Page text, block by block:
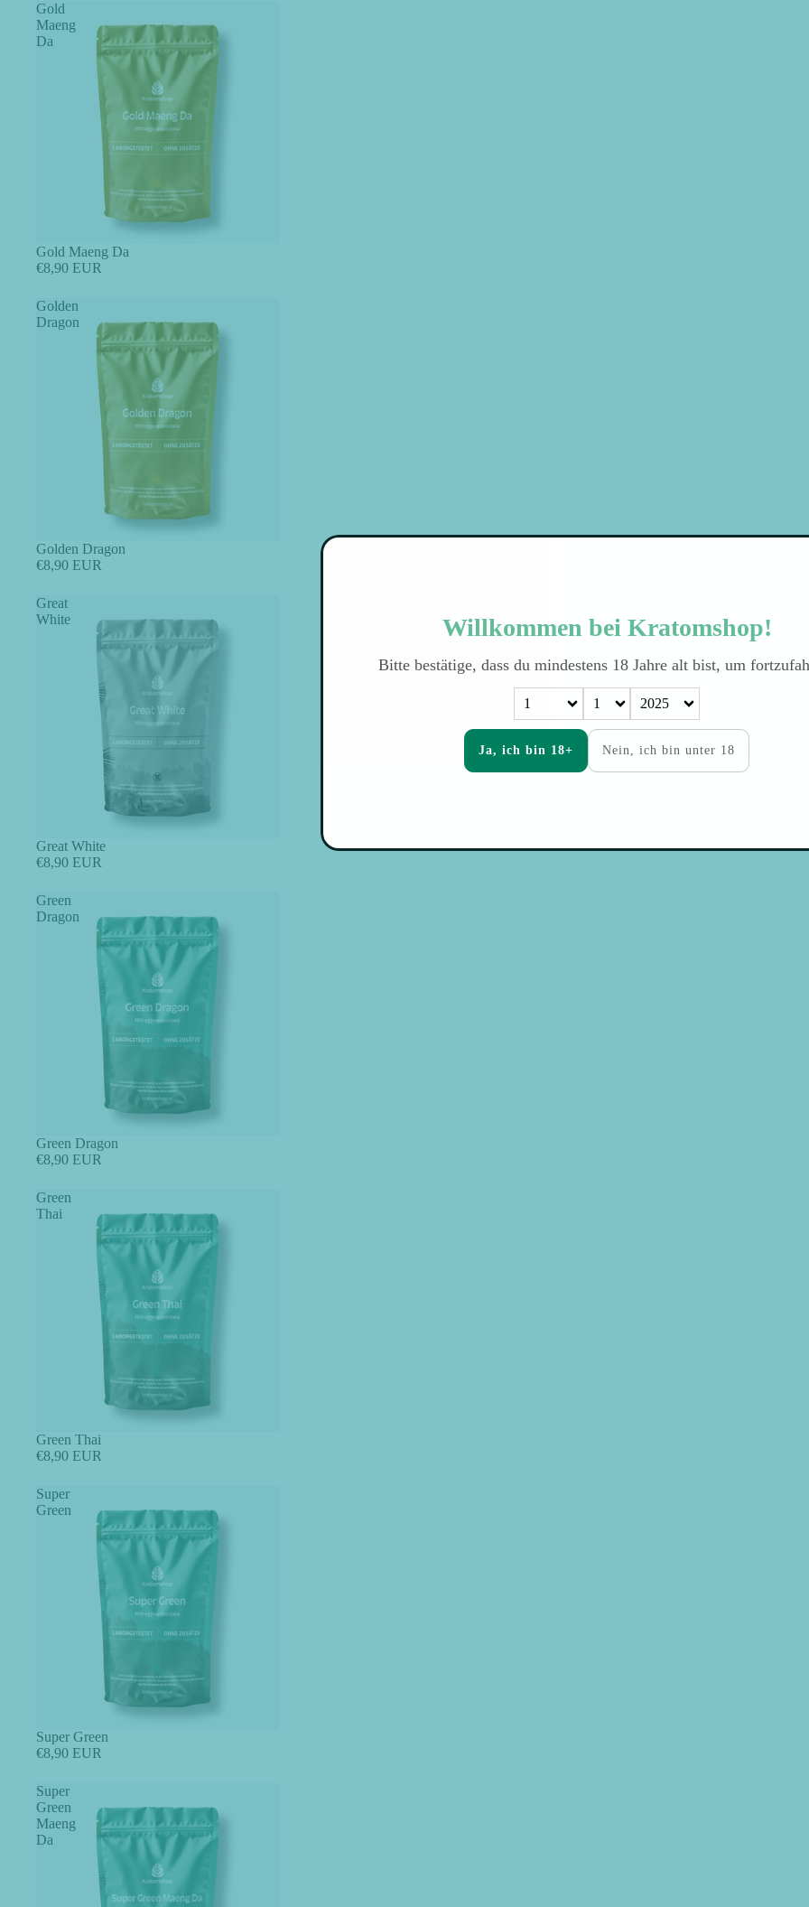
Gold
Maeng
Da
Gold Maeng Da
€8,90 EUR
Golden
Dragon
Golden Dragon
€8,90 EUR
Great
White
Great White
€8,90 EUR
Green
Dragon
Green Dragon
€8,90 EUR
Green
Thai
Green Thai
€8,90 EUR
Super
Green
Super Green
€8,90 EUR
Super
Green
Maeng
Da
Willkommen bei Kratomshop!
Bitte bestätige, dass du mindestens 18 Jahre alt bist, um
Ja, ich bin 18+ Nein, ich bin unter 18